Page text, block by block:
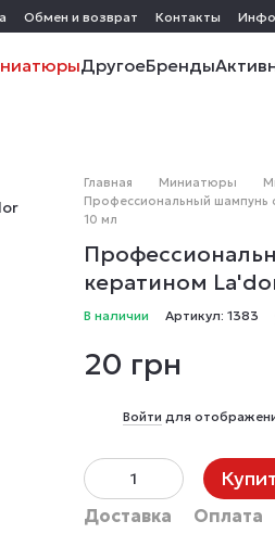
Обмен и возврат Контакты
ДругоеБренды
Главная Миниатюры
Профессиональный шампунь
10 мл
кератином
В наличии Артикул: 1383
20 грн
Войти для
Доставка Оплата